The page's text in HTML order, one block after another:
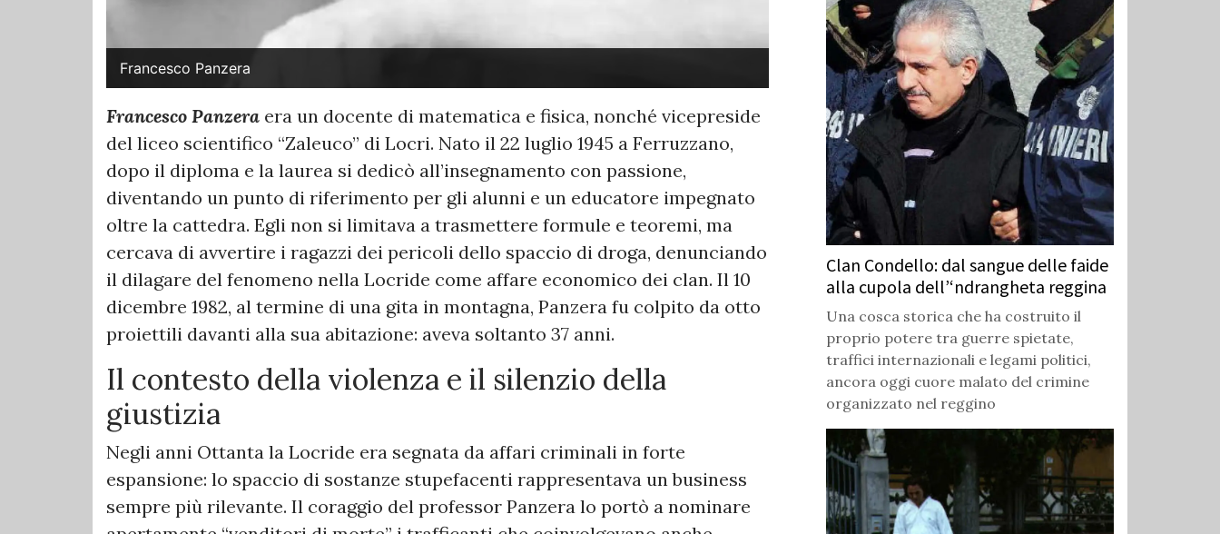
Francesco Panzera
Francesco Panzera era un docente di matematica e fisica, nonché vicepreside
del liceo scientifico “Zaleuco” di Locri. Nato il 22 luglio 1945 a Ferruzzano,
dopo il diploma e la laurea si dedicò all’insegnamento con passione,
diventando un punto di riferimento per gli alunni e un educatore impegnato
oltre la cattedra. Egli non si limitava a trasmettere formule e teoremi, ma
cercava di avvertire i ragazzi dei pericoli dello spaccio di droga, denunciando
il dilagare del fenomeno nella Locride come affare economico dei clan. Il 10
dicembre 1982, al termine di una gita in montagna, Panzera fu colpito da otto
proiettili davanti alla sua abitazione: aveva soltanto 37 anni.
Il contesto della violenza e il silenzio della
giustizia
Negli anni Ottanta la Locride era segnata da affari criminali in forte
espansione: lo spaccio di sostanze stupefacenti rappresentava un business
sempre più rilevante. Il coraggio del professor Panzera lo portò a nominare
Clan Condello: dal sangue delle faide
alla cupola dell’‘ndrangheta reggina
Una cosca storica che ha costruito il
proprio potere tra guerre spietate,
traffici internazionali e legami politici,
ancora oggi cuore malato del crimine
organizzato nel reggino